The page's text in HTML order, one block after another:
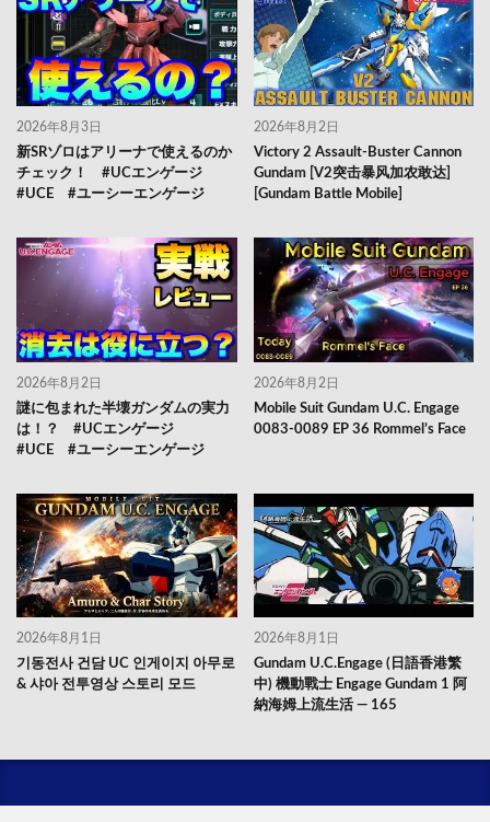
2026年8月3日
新SRゾロはアリーナで使えるのか
チェック！ #UCエンゲージ
#UCE #ユーシーエンゲージ
2026年8月2日
Victory 2 Assault-Buster Cannon
Gundam [V2突击暴风加农敢达]
[Gundam Battle Mobile]
2026年8月2日
謎に包まれた半壊ガンダムの実力
は！？ #UCエンゲージ
#UCE #ユーシーエンゲージ
2026年8月2日
Mobile Suit Gundam U.C. Engage
0083-0089 EP 36 Rommel’s Face
2026年8月1日
기동전사 건담 UC 인게이지 아무로
& 샤아 전투영상 스토리 모드
2026年8月1日
Gundam U.C.Engage (日語香港繁
中) 機動戰士 Engage Gundam 1 阿
納海姆上流生活 — 165